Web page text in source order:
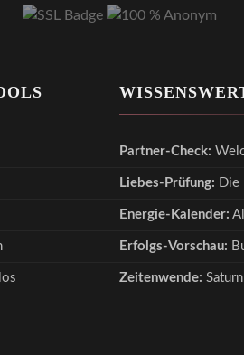
Partner-Check:
Liebes-Prüfung: Die
Energie-Kalender:
Erfolgs-Vorschau:
Zeitenwende: